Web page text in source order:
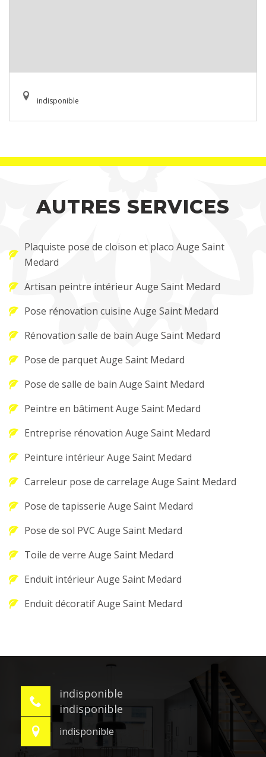
indisponible
AUTRES SERVICES
Plaquiste pose de cloison et placo Auge Saint
Medard
Artisan peintre intérieur Auge Saint Medard
Pose rénovation cuisine Auge Saint Medard
Rénovation salle de bain Auge Saint Medard
Pose de parquet Auge Saint Medard
Pose de salle de bain Auge Saint Medard
Peintre en bâtiment Auge Saint Medard
Entreprise rénovation Auge Saint Medard
Peinture intérieur Auge Saint Medard
Carreleur pose de carrelage Auge Saint Medard
Pose de tapisserie Auge Saint Medard
Pose de sol PVC Auge Saint Medard
Toile de verre Auge Saint Medard
Enduit intérieur Auge Saint Medard
Enduit décoratif Auge Saint Medard
indisponible
indisponible
indisponible